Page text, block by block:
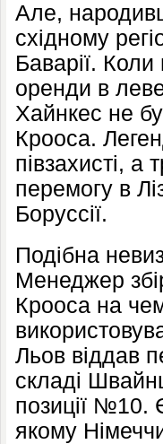
Але,
східному
Баварії. Коли
оренди в
Хайнкес не
Крооса.
півзахисті,
перемогу в
Боруссії.
Подібна
Менеджер
Крооса на
Льов віддав
складі
позиції №10.
якому